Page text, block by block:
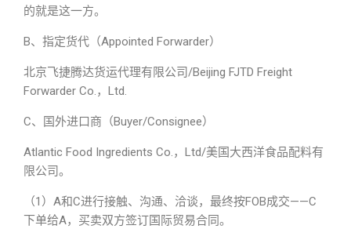
的就是这一方。
B、指定货代（Appointed Forwarder）
北京飞捷腾达货运代理有限公司/Beijing FJTD Freight
Forwarder Co.，Ltd.
C、国外进口商（Buyer/Consignee）
Atlantic Food Ingredients Co.，Ltd/美国大西洋食品配料有
限公司。
（1）A和C进行接触、沟通、洽谈，最终按FOB成交——C
下单给A，买卖双方签订国际贸易合同。